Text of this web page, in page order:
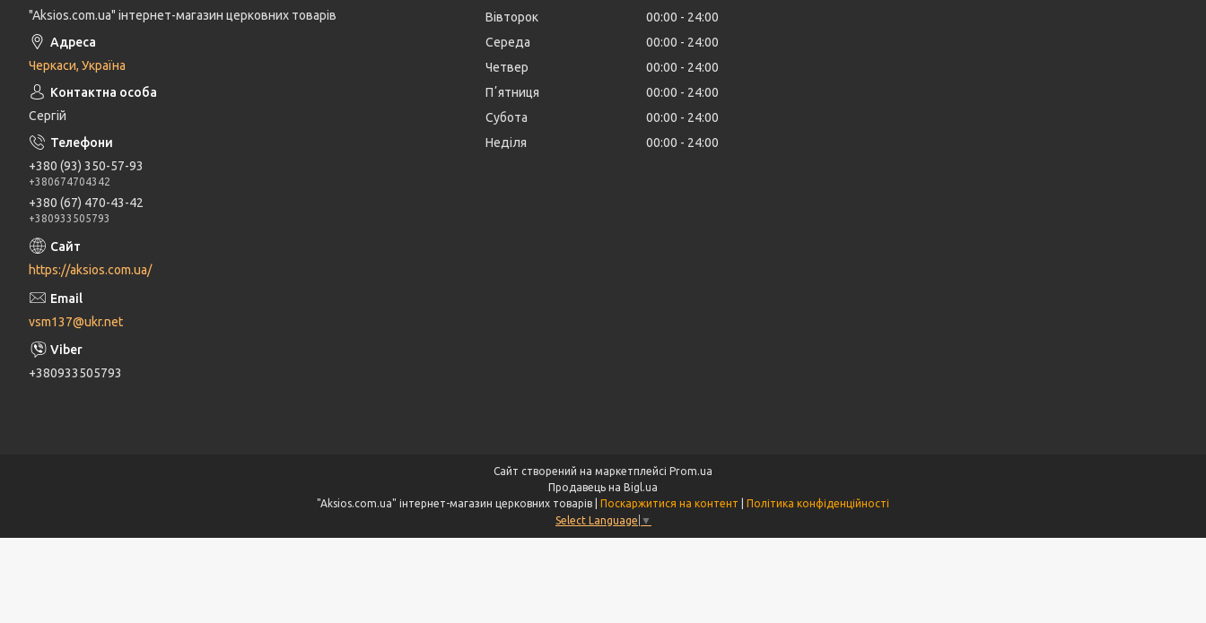
"Aksios.com.ua" інтернет-магазин церковних товарів
Черкаси, Україна
Сергій
+380 (93) 350-57-93
+380674704342
+380 (67) 470-43-42
+380933505793
https://aksios.com.ua/
vsm137@ukr.net
+380933505793
Вівторок
00:00
24:00
Середа
00:00
24:00
Четвер
00:00
24:00
Пʼятниця
00:00
24:00
Субота
00:00
24:00
Неділя
00:00 24:00
Сайт створений на маркетплейсі Prom.ua
Продавець на Bigl.ua
Поскаржитися на контент
Політика конфіденційності
Select Language ▼